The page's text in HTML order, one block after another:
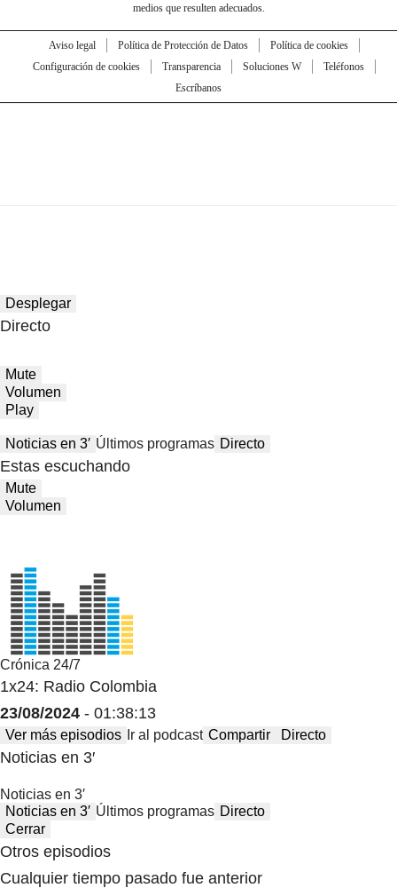
medios que resulten adecuados.
Aviso legal Política de Protección de Datos
Política de cookies
Configuración de cookies
Transparencia Soluciones W
Teléfonos
Escríbanos
Desplegar
Directo
Mute
Volumen
Play
Noticias en 3′ Últimos programas Directo
Estas escuchando
Mute
Volumen
Crónica 24/7
1x24: Radio Colombia
23/08/2024 - 01:38:13
Ver más episodios Ir al podcast Compartir Directo
Noticias en 3′
Noticias en 3′
Noticias en 3′ Últimos programas Directo
Cerrar
Otros episodios
Cualquier tiempo pasado fue anterior